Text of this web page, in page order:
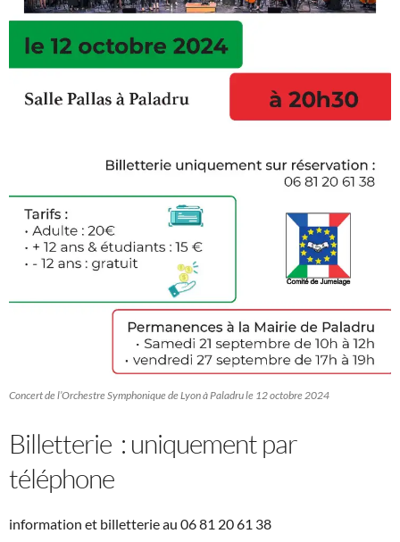
Concert de l’Orchestre Symphonique de Lyon à Paladru le 12 octobre 2024
Billetterie : uniquement par
téléphone
information et billetterie au 06 81 20 61 38